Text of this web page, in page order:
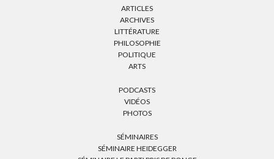
ARTICLES
ARCHIVES
LITTÉRATURE
PHILOSOPHIE
POLITIQUE
ARTS
PODCASTS
VIDÉOS
PHOTOS
SÉMINAIRES
SÉMINAIRE HEIDEGGER